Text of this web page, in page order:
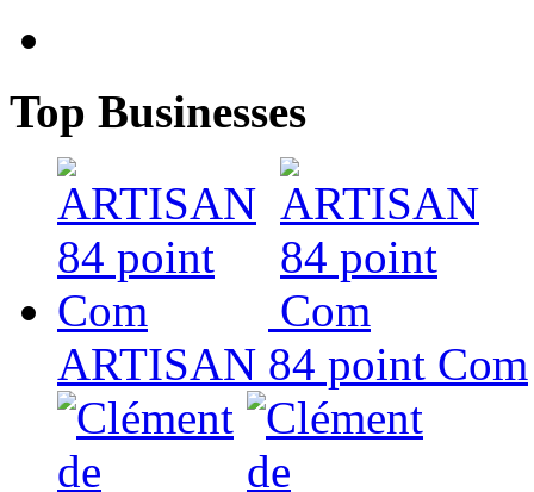
Top Businesses
ARTISAN 84 point Com